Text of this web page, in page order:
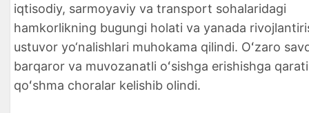
iqtisodiy, sarmoyaviy va transport sohalaridagi
hamkorlikning bugungi holati va yanada
ustuvor yo‘nalishlari muhokama qilindi. Oʻzaro
barqaror va muvozanatli oʻsishga erishishga
qoʻshma choralar kelishib olindi.